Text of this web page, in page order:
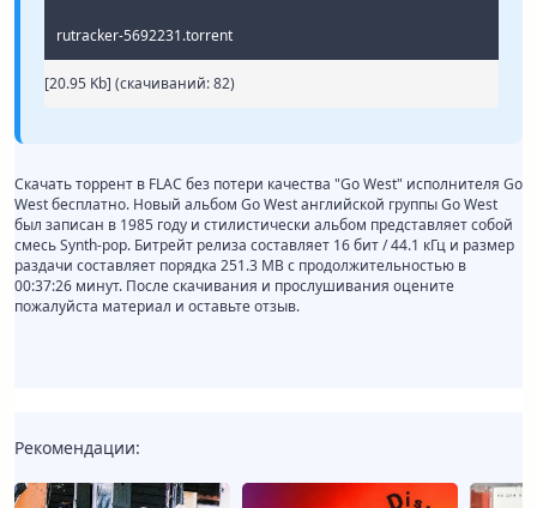
rutracker-5692231.torrent
[20.95 Kb] (cкачиваний: 82)
Скачать торрент в FLAC без потери качества "Go West" исполнителя Go
West бесплатно. Новый альбом Go West английской группы Go West
был записан в 1985 году и стилистически альбом представляет собой
смесь Synth-pop. Битрейт релиза составляет 16 бит / 44.1 кГц и размер
раздачи составляет порядка 251.3 MB с продолжительностью в
00:37:26 минут. После скачивания и прослушивания оцените
пожалуйста материал и оставьте отзыв.
Рекомендации: